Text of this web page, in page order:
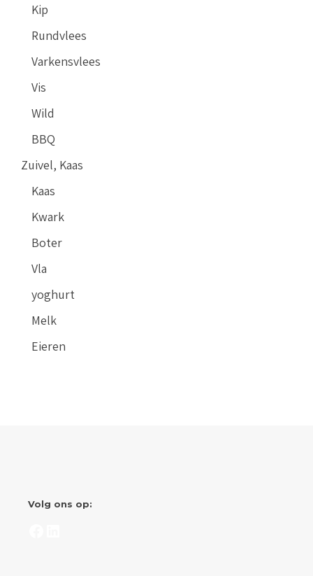
Kip
Rundvlees
Varkensvlees
Vis
Wild
BBQ
Zuivel, Kaas
Kaas
Kwark
Boter
Vla
yoghurt
Melk
Eieren
Volg ons op: